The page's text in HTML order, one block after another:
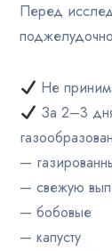
Перед
Не
За 2–3
—
— свежую
— бобовые
— капусту